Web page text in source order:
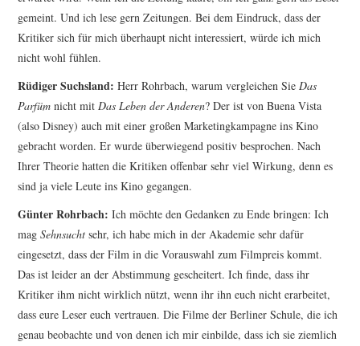
gemeint. Und ich lese gern Zeitungen. Bei dem Eindruck, dass der
Kritiker sich für mich überhaupt nicht interessiert, würde ich mich
nicht wohl fühlen.
Rüdiger Suchsland: Herr Rohrbach, warum vergleichen SieDas
Parfüm nicht mitDas Leben der Anderen? Der ist von Buena Vista
(also Disney) auch mit einer großen Marketingkampagne ins Kino
gebracht worden. Er wurde überwiegend positiv besprochen. Nach
Ihrer Theorie hatten die Kritiken offenbar sehr viel Wirkung, denn es
sind ja viele Leute ins Kino gegangen.
Günter Rohrbach: Ich möchte den Gedanken zu Ende bringen: Ich
magSehnsucht sehr, ich habe mich in der Akademie sehr dafür
eingesetzt, dass der Film in die Vorauswahl zum Filmpreis kommt.
Das ist leider an der Abstimmung gescheitert. Ich finde, dass ihr
Kritiker ihm nicht wirklich nützt, wenn ihr ihn euch nicht erarbeitet,
dass eure Leser euch vertrauen. Die Filme der Berliner Schule, die ich
genau beobachte und von denen ich mir einbilde, dass ich sie ziemlich